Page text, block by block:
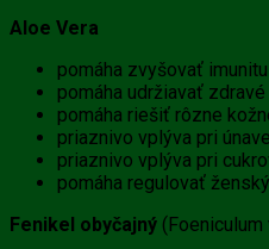
Aloe Vera
pomáha zvyšovať imunitu
pomáha udržiavať
pomáha riešiť rôzne
priaznivo vplýva pri únave
priaznivo vplýva pri
pomáha regulovať
Fenikel obyčajný (Foeniculum